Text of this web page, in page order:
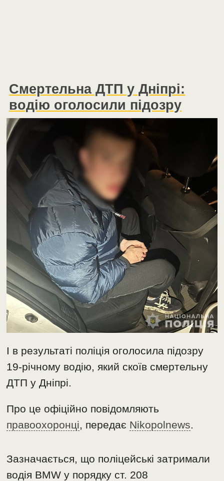
Смертельна ДТП у Дніпрі:
водію оголосили підозру
І в результаті поліція оголосила підозру
19-річному водію, який скоїв смертельну
ДТП у Дніпрі.
Про це офіційно повідомляють
правоохоронці, передає Nikopolnews.
Зазначається, що поліцейські затримали
водія BMW у порядку ст. 208